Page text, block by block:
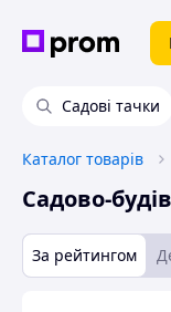
Садові тачки
Каталог товарів
Садово-
За рейтингом